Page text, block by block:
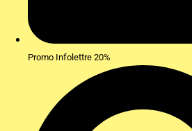
Promo Infolettre 20%